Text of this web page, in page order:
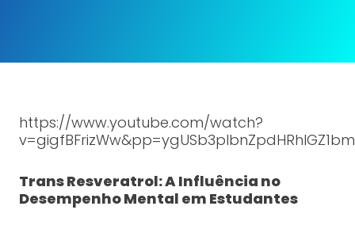
https://www.youtube.com/watch?
Trans Resveratrol: A Influência no
Desempenho Mental em Estudantes